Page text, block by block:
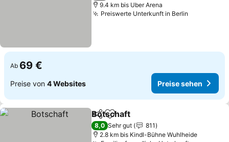
9.4 km bis Uber Arena
Preiswerte Unterkunft in Berlin
Ab 69 €
Preise von 4 Websites Preise sehen
TeilenZu Favoriten hinzufügen
Botschaft
8,0 Sehr gut
811
2.8 km bis Kindl-Bühne Wuhlheide